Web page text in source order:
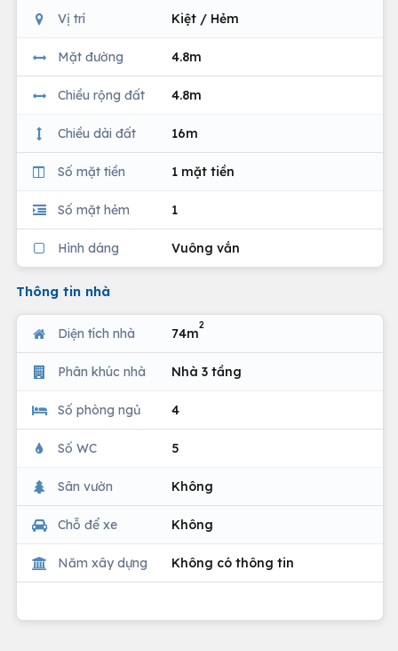
Vị trí Kiệt / Hẻm
Mặt đường 4.8m
Chiều rộng đất 4.8m
Chiều dài đất 16m
Số mặt tiền 1 mặt tiền
Số mặt hẻm 1
Hình dáng Vuông vắn
Thông tin nhà
Diện tích nhà 74m
2
Phân khúc nhà Nhà 3 tầng
Số phòng ngủ 4
Số WC 5
Sân vườn Không
Chỗ để xe Không
Năm xây dựng Không có thông tin